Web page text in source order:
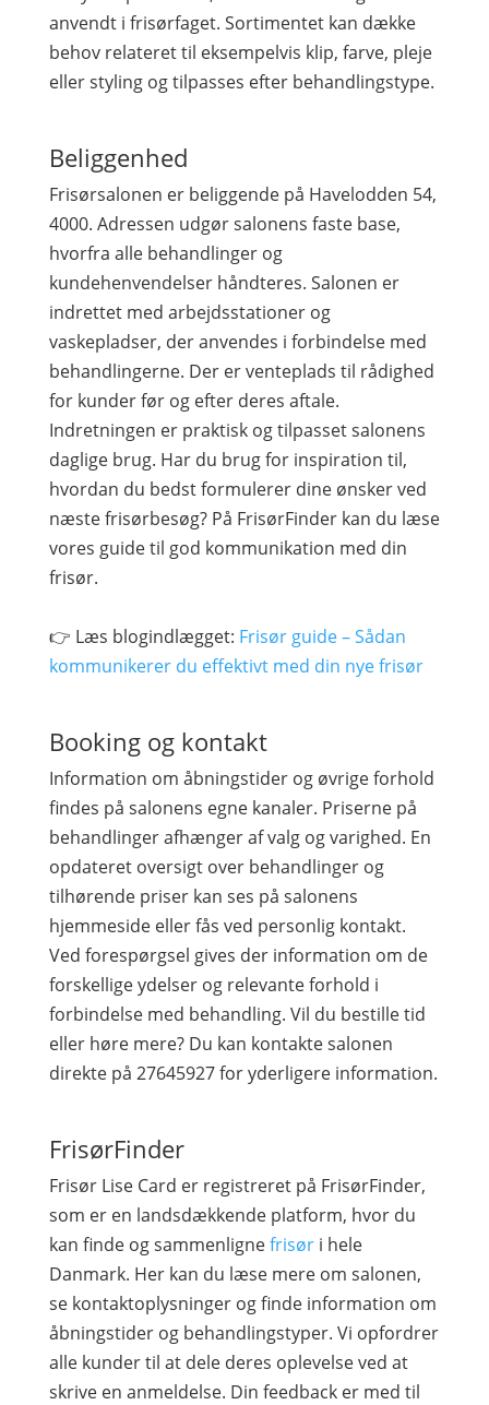
anvendt i frisørfaget. Sortimentet kan dække
behov relateret til eksempelvis klip, farve, pleje
eller styling og tilpasses efter behandlingstype.
Beliggenhed
Frisørsalonen er beliggende på Havelodden 54,
4000. Adressen udgør salonens faste base,
hvorfra alle behandlinger og
kundehenvendelser håndteres. Salonen er
indrettet med arbejdsstationer og
vaskepladser, der anvendes i forbindelse med
behandlingerne. Der er venteplads til rådighed
for kunder før og efter deres aftale.
Indretningen er praktisk og tilpasset salonens
daglige brug. Har du brug for inspiration til,
hvordan du bedst formulerer dine ønsker ved
næste frisørbesøg? På FrisørFinder kan du læse
vores guide til god kommunikation med din
frisør.
👉 Læs blogindlægget: Frisør guide – Sådan
kommunikerer du effektivt med din nye frisør
Booking og kontakt
Information om åbningstider og øvrige forhold
findes på salonens egne kanaler. Priserne på
behandlinger afhænger af valg og varighed. En
opdateret oversigt over behandlinger og
tilhørende priser kan ses på salonens
hjemmeside eller fås ved personlig kontakt.
Ved forespørgsel gives der information om de
forskellige ydelser og relevante forhold i
forbindelse med behandling. Vil du bestille tid
eller høre mere? Du kan kontakte salonen
direkte på 27645927 for yderligere information.
FrisørFinder
Frisør Lise Card er registreret på FrisørFinder,
som er en landsdækkende platform, hvor du
kan finde og sammenlignefrisøri hele
Danmark. Her kan du læse mere om salonen,
se kontaktoplysninger og finde information om
åbningstider og behandlingstyper. Vi opfordrer
alle kunder til at dele deres oplevelse ved at
skrive en anmeldelse. Din feedback er med til